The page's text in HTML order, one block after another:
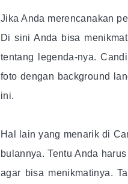
Jika Anda merencanakan
Di sini Anda bisa
tentang legenda-nya.
foto dengan background
ini.
Hal lain yang menarik di
bulannya. Tentu Anda
agar bisa menikmatinya.